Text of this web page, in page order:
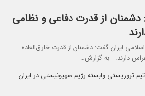
دشمنان از قدرت ‌دفاعی و نظامی
ایران گفت: دشمنان از قدرت خارق‌العاده
دارند. به گزارش…